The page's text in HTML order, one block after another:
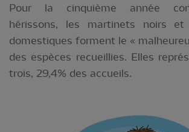
Pour la cinquième année
hérissons, les martinets noirs et
domestiques forment le «
des espèces recueillies. Elles
trois, 29,4% des accueils.